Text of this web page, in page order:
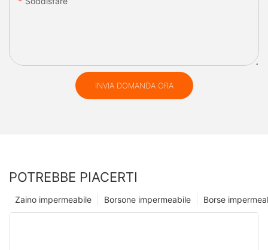
INVIA DOMANDA ORA
POTREBBE PIACERTI
Borse
Borsone impermeabile
Zaino impermeabile